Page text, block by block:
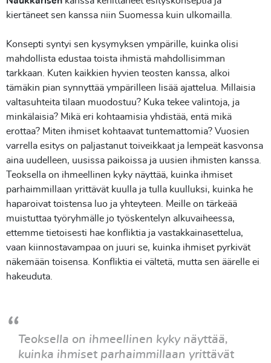
kiertäneet sen kanssa niin Suomessa kuin ulkomailla.
Konsepti syntyi sen kysymyksen ympärille, kuinka olisi
mahdollista edustaa toista ihmistä mahdollisimman
tarkkaan. Kuten kaikkien hyvien teosten kanssa, alkoi
tämäkin pian synnyttää ympärilleen lisää ajattelua. Millaisia
valtasuhteita tilaan muodostuu? Kuka tekee valintoja, ja
minkälaisia? Mikä eri kohtaamisia yhdistää, entä mikä
erottaa? Miten ihmiset kohtaavat tuntemattomia? Vuosien
varrella esitys on paljastanut toiveikkaat ja lempeät kasvonsa
aina uudelleen, uusissa paikoissa ja uusien ihmisten kanssa.
Teoksella on ihmeellinen kyky näyttää, kuinka ihmiset
parhaimmillaan yrittävät kuulla ja tulla kuulluksi, kuinka he
haparoivat toistensa luo ja yhteyteen. Meille on tärkeää
muistuttaa työryhmälle jo työskentelyn alkuvaiheessa,
ettemme tietoisesti hae konfliktia ja vastakkainasettelua,
vaan kiinnostavampaa on juuri se, kuinka ihmiset pyrkivät
näkemään toisensa. Konfliktia ei vältetä, mutta sen äärelle ei
hakeuduta.
Teoksella on ihmeellinen kyky näyttää,
kuinka ihmiset parhaimmillaan yrittävät